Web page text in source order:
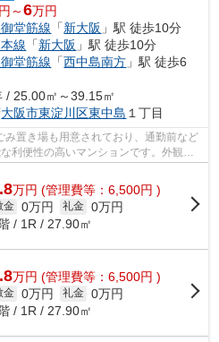
～6万円
堂筋線 「新大阪 」駅 徒歩10分
線 「新大阪 」駅 徒歩10分
堂筋線 「西中島南方 」駅 徒歩6
/ 25.00㎡～39.15㎡
大阪市東淀川区東中島 １丁目
置き場も用意されており、通勤前など
利便性の高いマンションです。外観タ
万円 (管理費等：6,500円 )
金 0万円 礼金 0万円
/ 1R / 27.90㎡
万円 (管理費等：6,500円 )
金 0万円 礼金 0万円
/ 1R / 27.90㎡